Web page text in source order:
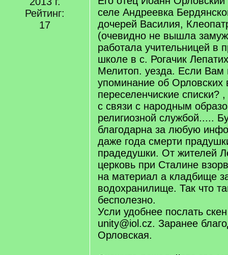
Рейтинг:
17
селе Андреевка
дочерей Василия,
(очевидно не вышла
работала учительницей в
школе в с. Рогачик
Мелитоп. уезда. Если Вам
упоминание об Орловских
переселенчиские списки?
с связи с народным
религиозной службой.....
благодарна за любую
даже года смерти
прадедушки. От жителей
церковь при Сталине
на материал а кладбище
водохранилище. Так что
бесполезно.
Усли удобнее послать
unity@iol.cz. Заранее
Орловская.